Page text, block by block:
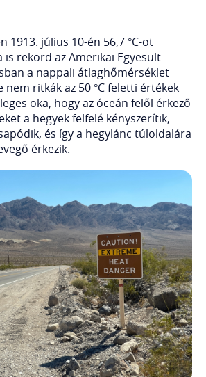
1913. július 10-én 56,7 °C-ot
is rekord az Amerikai Egyesült
a nappali átlaghőmérséklet
nem ritkák az 50 °C feletti értékek
oka, hogy az óceán felől érkező
a hegyek felfelé kényszerítik,
és így a hegylánc túloldalára
érkezik.